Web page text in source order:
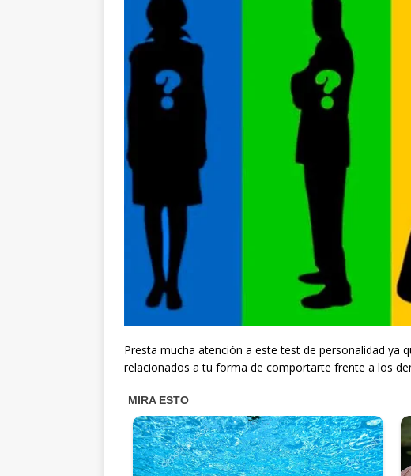
Presta mucha atención a este test de personalidad ya
relacionados a tu forma de comportarte frente a los